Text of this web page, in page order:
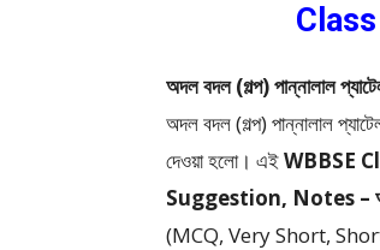
অদল বদল (গল্প)
অদল বদল (গল্প) পান্নালাল
দেওয়া হলো। এইWBBSE
Suggestion, Notes –
(MCQ, Very Short,